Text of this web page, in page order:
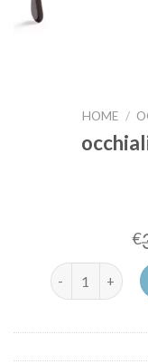
HOME /
€
occhiali sole